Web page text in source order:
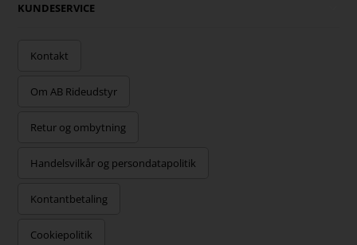
KUNDESERVICE
Kontakt
Om AB Rideudstyr
Retur og ombytning
Handelsvilkår og persondatapolitik
Kontantbetaling
Cookiepolitik